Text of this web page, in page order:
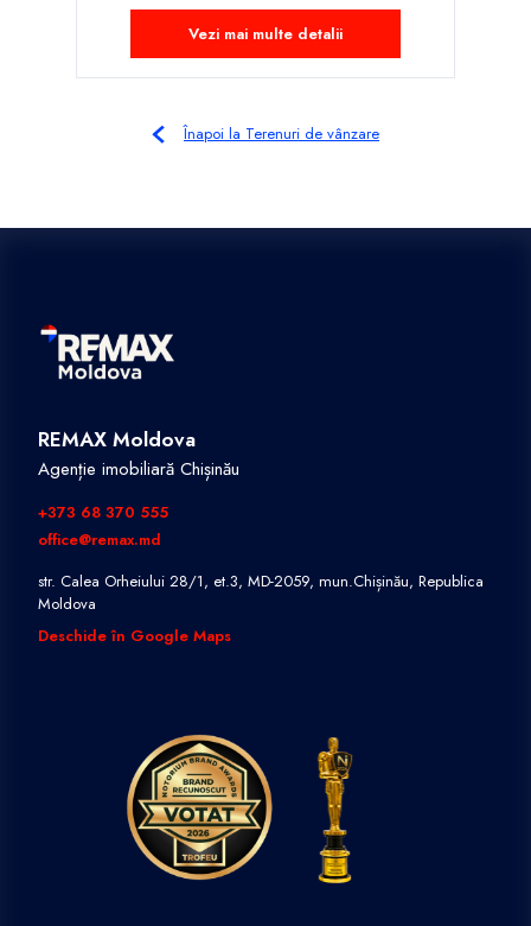
Vezi mai multe detalii
Înapoi la Terenuri de vânzare
REMAX Moldova
Agenție imobiliară Chișinău
+373 68 370 555
office@remax.md
str. Calea Orheiului 28/1, et.3, MD-2059, mun.Chișinău, Republica
Moldova
Deschide în Google Maps